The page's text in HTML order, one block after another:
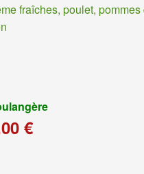
fraîches, poulet, pommes
€